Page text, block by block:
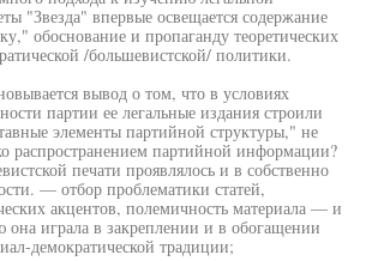
"Звезда" впервые освещается содержание
обоснование и пропаганду теоретических
/большевистской/ политики.
вывод о том, что в условиях
партии ее легальные издания строили
элементы партийной структуры," не
распространением партийной информации?
печати проявлялось и в собственно
— отбор проблематики статей,
акцентов, полемичность материала — и
она играла в закреплении и в обогащении
демократической традиции;